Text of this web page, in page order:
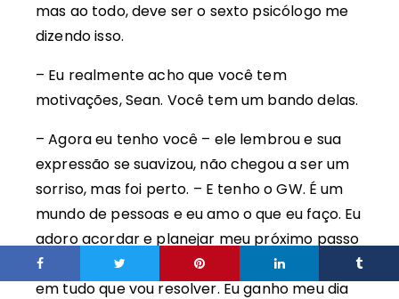
mas ao todo, deve ser o sexto psicólogo me
dizendo isso.
– Eu realmente acho que você tem
motivações, Sean. Você tem um bando delas.
– Agora eu tenho você – ele lembrou e sua
expressão se suavizou, não chegou a ser um
sorriso, mas foi perto. – E tenho o GW. É um
mundo de pessoas e eu amo o que eu faço. Eu
adoro acordar e planejar meu próximo passo
lá e pensar em tudo que eu ainda posso fazer,
em tudo que vou resolver. Eu ganho meu dia